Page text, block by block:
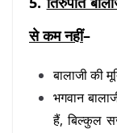
से कम नहीं–
बालाजी की
भगवान
हैं, बिल्कुल